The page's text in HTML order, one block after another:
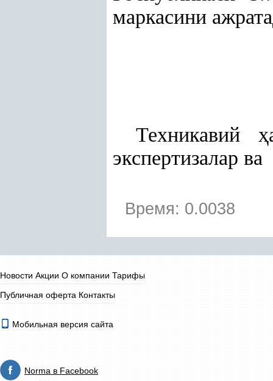
маркасини
Техникавий ҳ
экспертизалар ва
Время: 0.0038
Новости Акции О компании Тарифы
Публичная оферта Контакты
Мобильная версия сайта
Norma в Facebook